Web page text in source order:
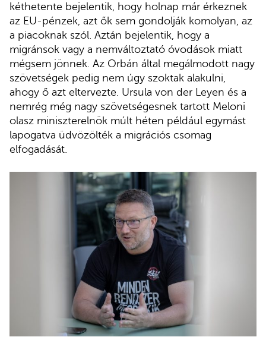
kéthetente bejelentik, hogy holnap már érkeznek
az EU-pénzek, azt ők sem gondolják komolyan, az
a piacoknak szól. Aztán bejelentik, hogy a
migránsok vagy a nemváltoztató óvodások miatt
mégsem jönnek. Az Orbán által megálmodott nagy
szövetségek pedig nem úgy szoktak alakulni,
ahogy ő azt eltervezte. Ursula von der Leyen és a
nemrég még nagy szövetségesnek tartott Meloni
olasz miniszterelnök múlt héten például egymást
lapogatva üdvözölték a migrációs csomag
elfogadását.